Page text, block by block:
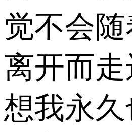
觉不会
离开而
想我永